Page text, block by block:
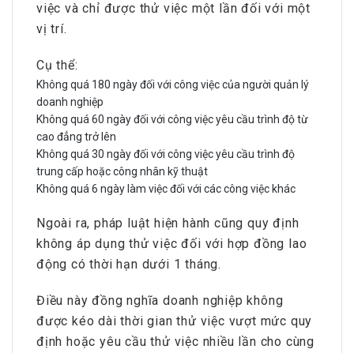
việc và chỉ được thử việc một lần đối với một
vị trí.
Cụ thể:
Không quá 180 ngày đối với công việc của người quản lý
doanh nghiệp
Không quá 60 ngày đối với công việc yêu cầu trình độ từ
cao đẳng trở lên
Không quá 30 ngày đối với công việc yêu cầu trình độ
trung cấp hoặc công nhân kỹ thuật
Không quá 6 ngày làm việc đối với các công việc khác
Ngoài ra, pháp luật hiện hành cũng quy định
không áp dụng thử việc đối với hợp đồng lao
động có thời hạn dưới 1 tháng.
Điều này đồng nghĩa doanh nghiệp không
được kéo dài thời gian thử việc vượt mức quy
định hoặc yêu cầu thử việc nhiều lần cho cùng